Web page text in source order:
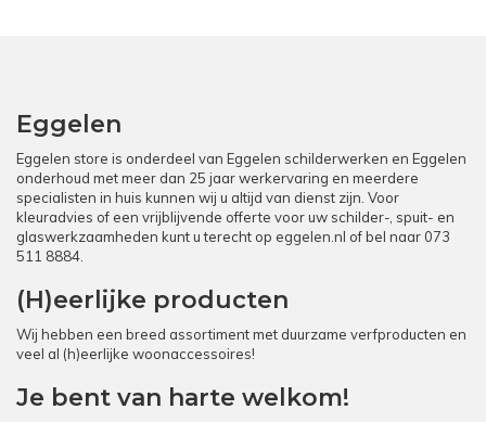
Eggelen
Eggelen store is onderdeel van Eggelen schilderwerken en Eggelen
onderhoud met meer dan 25 jaar werkervaring en meerdere
specialisten in huis kunnen wij u altijd van dienst zijn. Voor
kleuradvies of een vrijblijvende offerte voor uw schilder-, spuit- en
glaswerkzaamheden kunt u terecht op eggelen.nl of bel naar 073
511 8884.
(H)eerlijke producten
Wij hebben een breed assortiment met duurzame verfproducten en
veel al (h)eerlijke woonaccessoires!
Je bent van harte welkom!